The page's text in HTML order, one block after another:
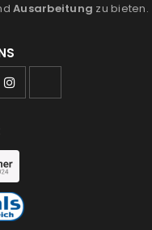
Ausarbeitung zu bieten.